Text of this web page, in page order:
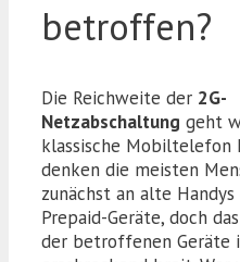
betroffen?
Die Reichweite der 2G-
Netzabschaltung geht
klassische Mobiltelefon
denken die meisten
zunächst an alte
Prepaid-Geräte, doch
der betroffenen Geräte